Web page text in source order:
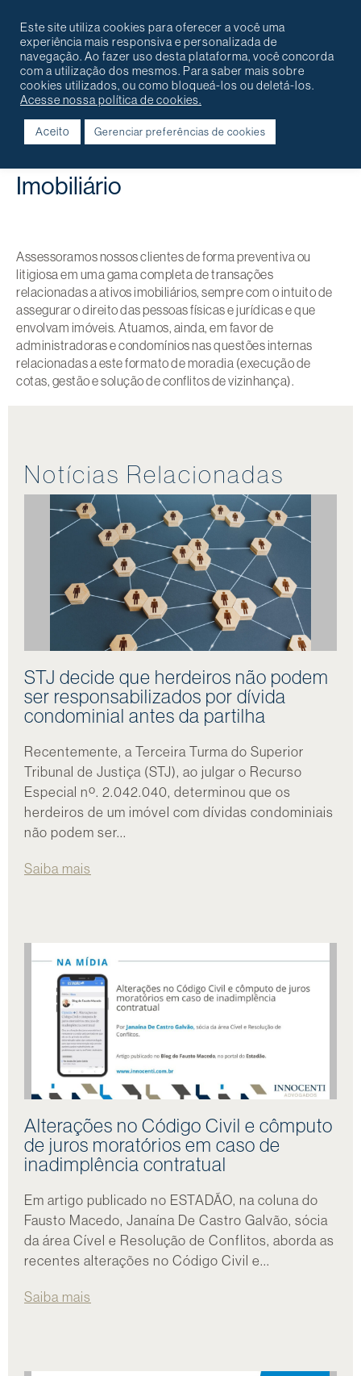
Voltar
Imobiliário
Assessoramos nossos clientes de forma preventiva ou
litigiosa em uma gama completa de transações
relacionadas a ativos imobiliários, sempre com o intuito de
assegurar o direito das pessoas físicas e jurídicas e que
envolvam imóveis. Atuamos, ainda, em favor de
administradoras e condomínios nas questões internas
relacionadas a este formato de moradia (execução de
cotas, gestão e solução de conflitos de vizinhança).
Notícias Relacionadas
STJ decide que herdeiros não podem
ser responsabilizados por dívida
condominial antes da partilha
Recentemente, a Terceira Turma do Superior
Tribunal de Justiça (STJ), ao julgar o Recurso
Especial nº. 2.042.040, determinou que os
herdeiros de um imóvel com dívidas condominiais
não podem ser...
Saiba mais
Alterações no Código Civil e cômputo
de juros moratórios em caso de
inadimplência contratual
Em artigo publicado no ESTADÃO, na coluna do
Fausto Macedo, Janaína De Castro Galvão, sócia
da área Cível e Resolução de Conflitos, aborda as
recentes alterações no Código Civil e...
Saiba mais
Este site utiliza cookies para oferecer a você uma
experiência mais responsiva e personalizada de
navegação. Ao fazer uso desta plataforma, você concorda
com a utilização dos mesmos. Para saber mais sobre
cookies utilizados, ou como bloqueá-los ou deletá-los.
Acesse nossa política de cookies.
Aceito Gerenciar preferências de cookies